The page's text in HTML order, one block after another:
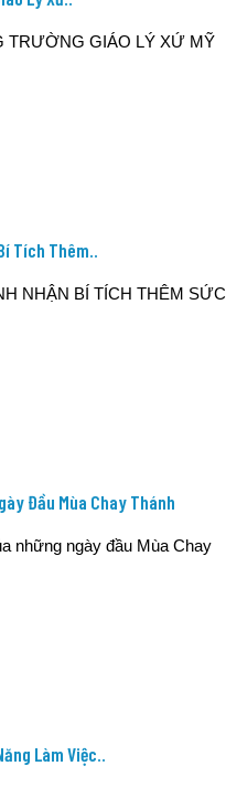
TRƯỜNG GIÁO LÝ XỨ MỸ
Tích Thêm..
NHẬN BÍ TÍCH THÊM SỨC
Đầu Mùa Chay Thánh
những ngày đầu Mùa Chay
Làm Việc..